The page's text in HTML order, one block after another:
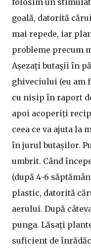
folosim un
goală, datorită
mai repede, iar
probleme precum
Așezați butașii în
ghiveciului (eu am
cu nisip în raport
apoi acoperiți
ceea ce va ajuta la
în jurul butașilor.
umbrit. Când
(după 4-6
plastic, datorită
aerului. După
punga. Lăsați
suficient de